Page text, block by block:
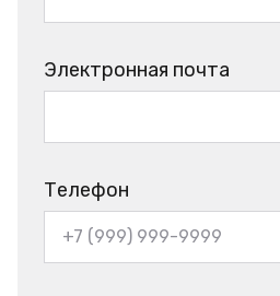
Электронная почта
Телефон